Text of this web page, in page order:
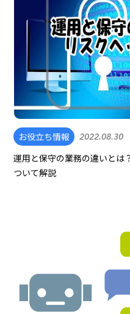
お役立ち情報 2022.08.30
運用と保守の業務の違いとは
ついて解説